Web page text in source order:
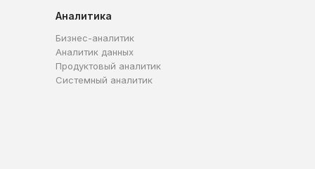
Аналитика
Бизнес-аналитик
Аналитик данных
Продуктовый аналитик
Системный аналитик